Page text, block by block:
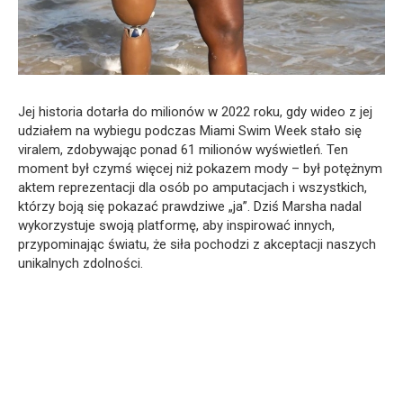
Jej historia dotarła do milionów w 2022 roku, gdy wideo z jej
udziałem na wybiegu podczas Miami Swim Week stało się
viralem, zdobywając ponad 61 milionów wyświetleń. Ten
moment był czymś więcej niż pokazem mody – był potężnym
aktem reprezentacji dla osób po amputacjach i wszystkich,
którzy boją się pokazać prawdziwe „ja”. Dziś Marsha nadal
wykorzystuje swoją platformę, aby inspirować innych,
przypominając światu, że siła pochodzi z akceptacji naszych
unikalnych zdolności.